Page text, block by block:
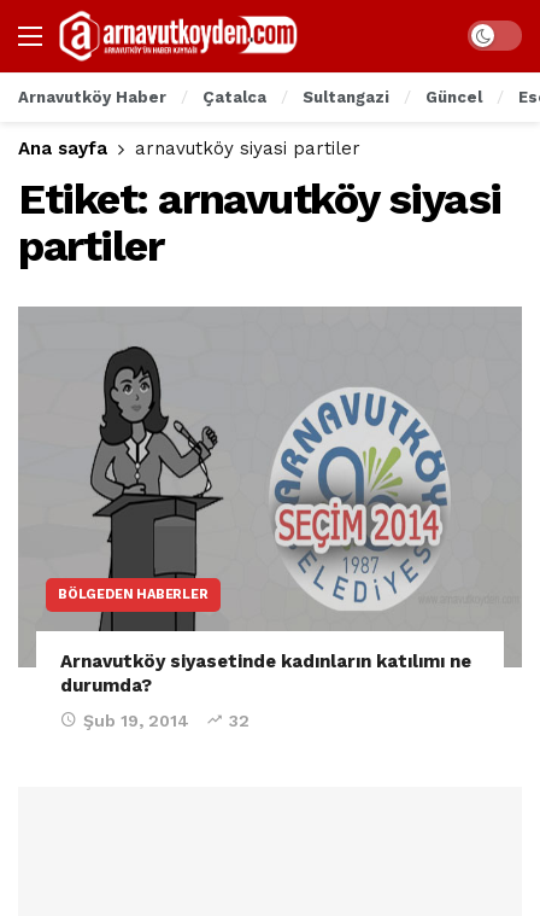
Arnavutköy Haber Çatalca Sultangazi Güncel
Ana sayfa arnavutköy siyasi partiler
Etiket: arnavutköy siyasi
partiler
BÖLGEDEN HABERLER
Arnavutköy siyasetinde kadınların katılımı ne
durumda?
Şub 19, 2014 32